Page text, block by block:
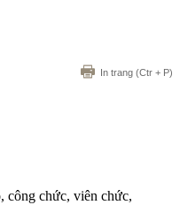
In trang (Ctr + P)
công chức, viên chức,